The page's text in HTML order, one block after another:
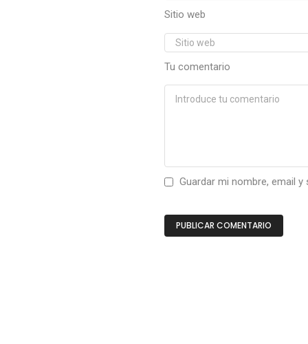
Sitio web
Tu comentario
Guardar mi nombre, email